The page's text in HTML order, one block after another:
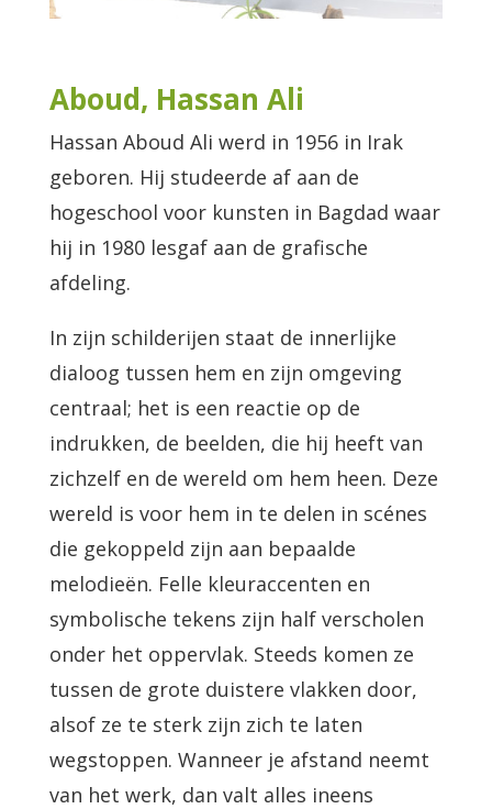
Aboud, Hassan Ali
Hassan Aboud Ali werd in 1956 in Irak
geboren. Hij studeerde af aan de
hogeschool voor kunsten in Bagdad waar
hij in 1980 lesgaf aan de grafische
afdeling.
In zijn schilderijen staat de innerlijke
dialoog tussen hem en zijn omgeving
centraal; het is een reactie op de
indrukken, de beelden, die hij heeft van
zichzelf en de wereld om hem heen. Deze
wereld is voor hem in te delen in scénes
die gekoppeld zijn aan bepaalde
melodieën. Felle kleuraccenten en
symbolische tekens zijn half verscholen
onder het oppervlak. Steeds komen ze
tussen de grote duistere vlakken door,
alsof ze te sterk zijn zich te laten
wegstoppen. Wanneer je afstand neemt
van het werk, dan valt alles ineens